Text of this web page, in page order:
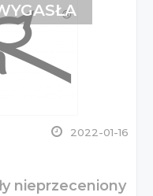
2022-01-16
nieprzeceniony